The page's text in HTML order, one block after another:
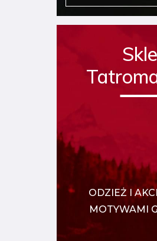
ODZIEŻ I
MOTYWAMI